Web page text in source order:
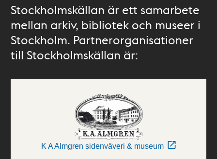
Stockholmskällan är ett samarbete
mellan arkiv, bibliotek och museer i
Stockholm. Partnerorganisationer
till Stockholmskällan är:
K A Almgren sidenväveri & museum